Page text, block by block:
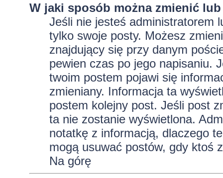
W jaki sposób można zmienić
Jeśli nie jesteś administratorem
tylko swoje posty. Możesz
znajdujący się przy danym
pewien czas po jego napisaniu.
twoim postem pojawi się
zmieniany. Informacja ta
postem kolejny post. Jeśli post
ta nie zostanie wyświetlona.
notatkę z informacją, dlaczego
mogą usuwać postów, gdy ktoś
Na górę